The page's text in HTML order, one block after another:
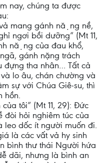
nay, chúng ta được
mang gánh nặng nề,
ngơi bồi dưỡng” (Mt 11,
nặng của đau khổ,
gánh nặng trách
đựng tha nhân… Tất cả
lo âu, chán chường và
sự với Chúa Giê-su, thì
hồn.
tôi” (Mt 11, 29): Đức
đòi hỏi nghiêm túc của
dốc ít người muốn đi.
là các vất vả hy sinh
bình thư thái Người hứa
dãi, nhưng là bình an